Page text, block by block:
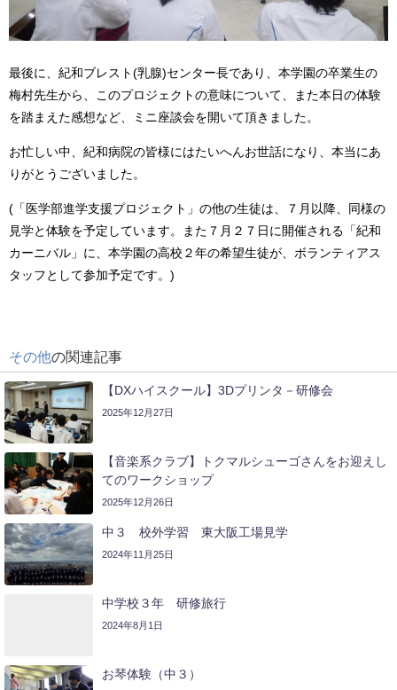
最後に、紀和ブレスト(乳腺)センター長であり、本学園の卒業生の
梅村先生から、このプロジェクトの意味について、また本日の体験
を踏まえた感想など、ミニ座談会を開いて頂きました。
お忙しい中、紀和病院の皆様にはたいへんお世話になり、本当にあ
りがとうございました。
(「医学部進学支援プロジェクト」の他の生徒は、７月以降、同様の
見学と体験を予定しています。また７月２７日に開催される「紀和
カーニバル」に、本学園の高校２年の希望生徒が、ボランティアス
タッフとして参加予定です。)
その他の関連記事
【DXハイスクール】3Dプリンタ－研修会
2025年12月27日
【音楽系クラブ】トクマルシューゴさんをお迎えし
てのワークショップ
2025年12月26日
中３ 校外学習 東大阪工場見学
2024年11月25日
中学校３年 研修旅行
2024年8月1日
お琴体験（中３）